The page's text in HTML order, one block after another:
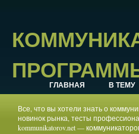
ГЛАВНАЯ В ТЕМУ
Все, что вы хотели знать о
новинок рынка, тесты
kommunikatorov.net —